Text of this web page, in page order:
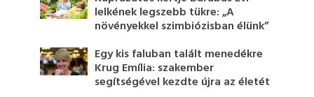
lelkének legszebb tükre: „A
növényekkel szimbiózisban élünk”
Egy kis faluban talált menedékre
Krug Emília: szakember
segítségével kezdte újra az életét